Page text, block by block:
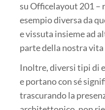
su Officelayout 201 –
esempio diversa da
e vissuta insieme ad
parte della nostra
Inoltre, diversi tipi di
e portano con sé
trascurando la